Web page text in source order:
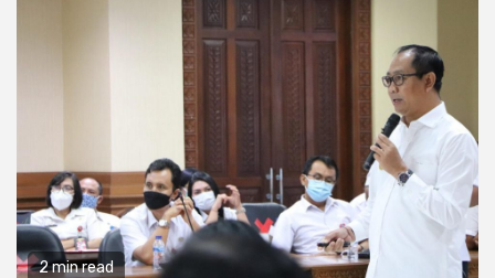
2 min read